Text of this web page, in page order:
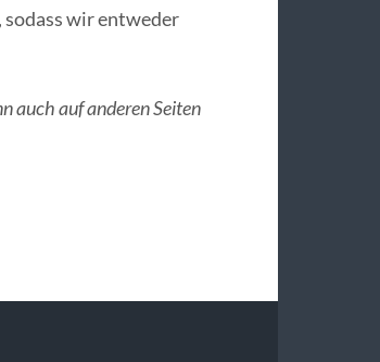
wir entweder
auch auf anderen Seiten